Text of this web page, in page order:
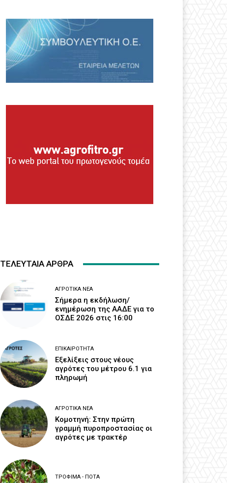
ΤΕΛΕΥΤΑΙΑ ΑΡΘΡΑ
ΑΓΡΟΤΙΚΆ ΝΈΑ
Σήμερα η εκδήλωση/
ενημέρωση της ΑΑΔΕ για το
ΟΣΔΕ 2026 στις 16:00
ΕΠΙΚΑΙΡΌΤΗΤΑ
Εξελίξεις στους νέους
αγρότες του μέτρου 6.1 για
πληρωμή
ΑΓΡΟΤΙΚΆ ΝΈΑ
Κομοτηνή: Στην πρώτη
γραμμή πυροπροστασίας οι
αγρότες με τρακτέρ
ΤΡΌΦΙΜΑ - ΠΟΤΆ